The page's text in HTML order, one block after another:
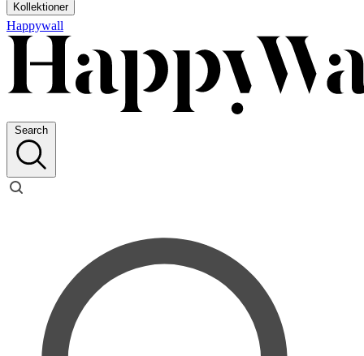
Kollektioner
Happywall
Search